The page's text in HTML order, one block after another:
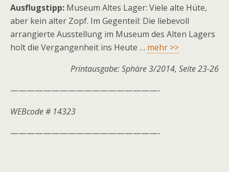
Ausflugstipp: Museum Altes Lager: Viele alte Hüte,
aber kein alter Zopf. Im Gegenteil: Die liebevoll
arrangierte Ausstellung im Museum des Alten Lagers
holt die Vergangenheit ins Heute … mehr >>
Printausgabe: Sphäre 3/2014, Seite 23-26
——————————————————-
WEBcode # 14323
——————————————————-